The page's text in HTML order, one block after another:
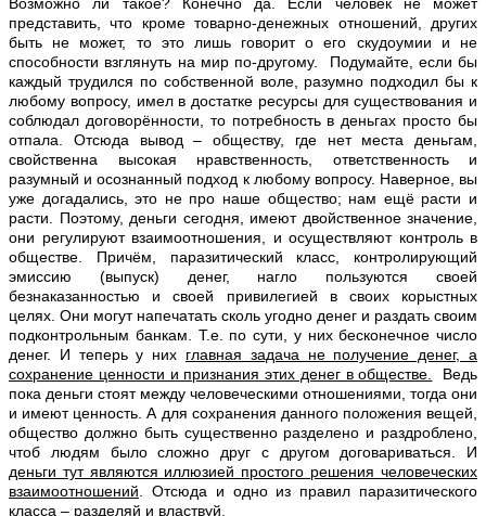
представить, что кроме товарно-денежных отношений, других
быть не может, то это лишь говорит о его скудоумии и не
способности взглянуть на мир по-другому. Подумайте, если бы
каждый трудился по собственной воле, разумно подходил бы к
любому вопросу, имел в достатке ресурсы для существования и
соблюдал договорённости, то потребность в деньгах просто бы
отпала. Отсюда вывод – обществу, где нет места деньгам,
свойственна высокая нравственность, ответственность и
разумный и осознанный подход к любому вопросу. Наверное, вы
уже догадались, это не про наше общество; нам ещё расти и
расти. Поэтому, деньги сегодня, имеют двойственное значение,
они регулируют взаимоотношения, и осуществляют контроль в
обществе. Причём, паразитический класс, контролирующий
эмиссию (выпуск) денег, нагло пользуются своей
безнаказанностью и своей привилегией в своих корыстных
целях. Они могут напечатать сколь угодно денег и раздать своим
подконтрольным банкам. Т.е. по сути, у них бесконечное число
денег. И теперь у них главная задача не получение денег, а
сохранение ценности и признания этих денег в обществе.
Ведь
пока деньги стоят между человеческими отношениями, тогда они
и имеют ценность. А для сохранения данного положения вещей,
общество должно быть существенно разделено и раздроблено,
чтоб людям было сложно друг с другом договариваться. И
деньги тут являются иллюзией простого решения человеческих
взаимоотношений . Отсюда и одно из правил паразитического
класса – разделяй и властвуй.